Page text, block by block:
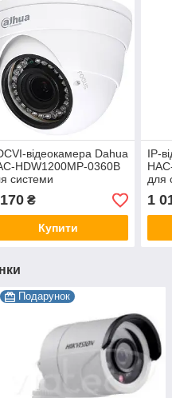
відеокамера Dahua
HDW1200MP-0360В
системи
₴
Купити
IP-
для
1
Подарунок